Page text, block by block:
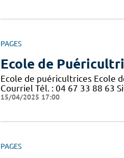
PAGES
Ecole de
Ecole de puéricultrices Ecole
Courriel Tél. : 04 67 33 88 63
15/04/2025 17:00
PAGES